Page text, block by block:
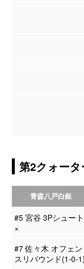
第2クォータ
青森八戸白銀
#5 宮谷 3Pシュート
×
#7 佐々木 オフェン
スリバウンド(1-0-1)